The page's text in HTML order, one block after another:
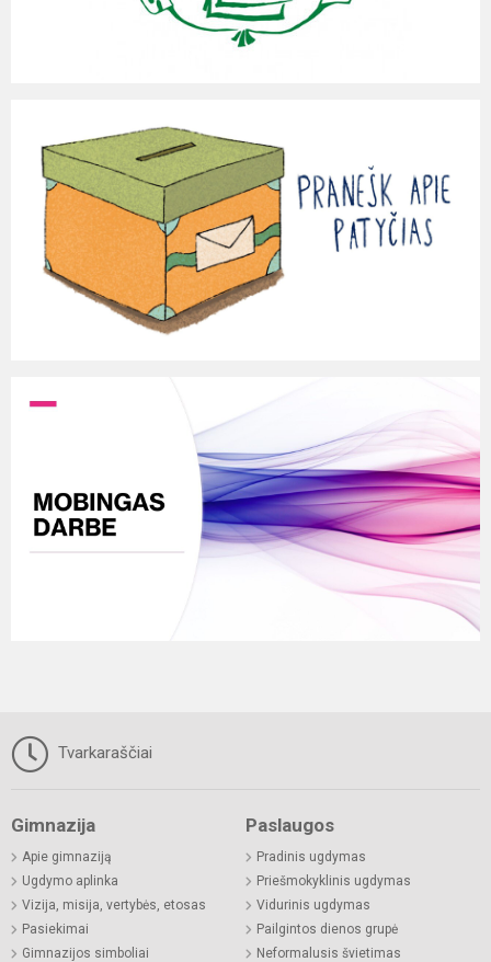
Tvarkaraščiai
Gimnazija
Apie gimnaziją
Ugdymo aplinka
Vizija, misija, vertybės, etosas
Pasiekimai
Gimnazijos simboliai
Paslaugos
Pradinis ugdymas
Priešmokyklinis ugdymas
Vidurinis ugdymas
Pailgintos dienos grupė
Neformalusis švietimas